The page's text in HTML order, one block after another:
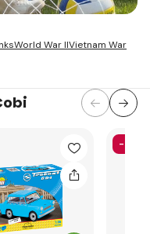
World War IIVietnam War
-6%